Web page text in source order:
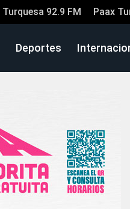
Turquesa 92.9 FM Paax
Deportes